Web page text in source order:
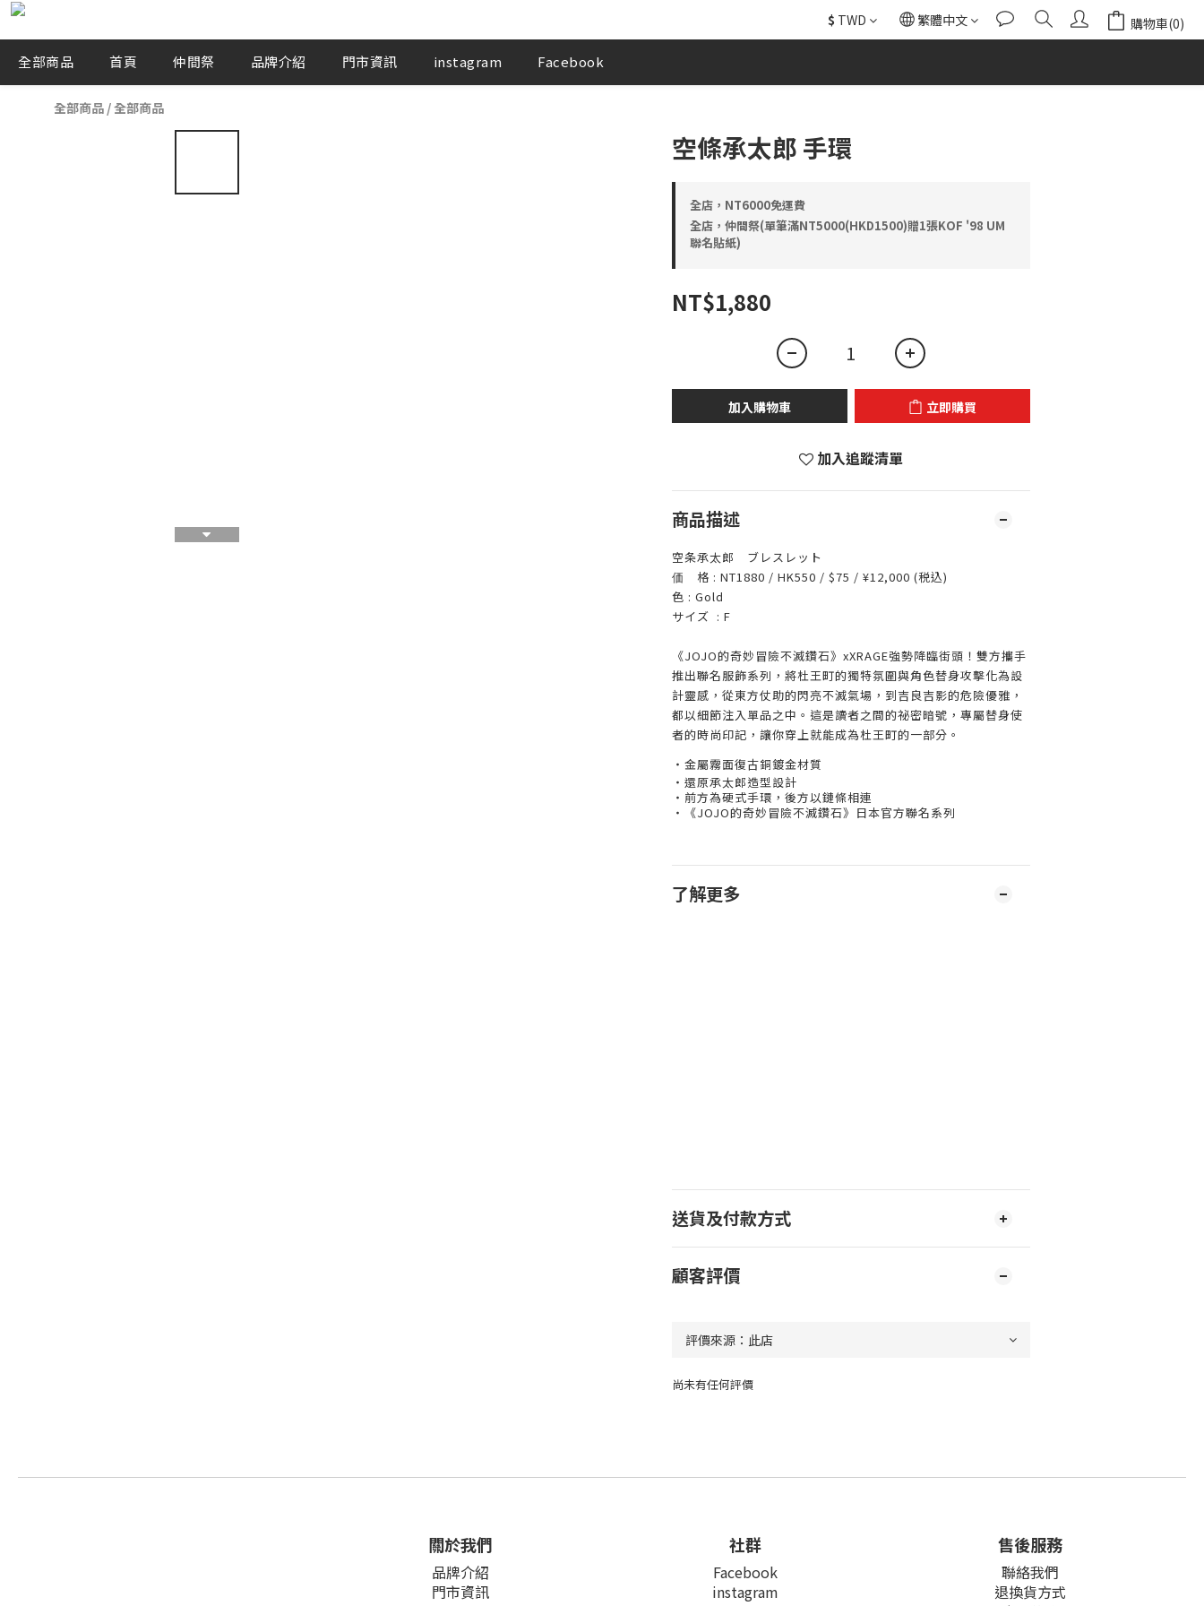
$ TWD 繁體中文 購物車(0)
全部商品 首頁 仲間祭 品牌介紹 門市資訊 instagram Facebook
全部商品 /全部商品
空條承太郎 手環
全店，NT6000免運費
全店，仲間祭(單筆滿NT5000(HKD1500)贈1張KOF '98 UM
聯名貼紙)
NT$1,880
加入購物車 立即購買
加入追蹤清單
商品描述
空条承太郎 ブレスレット
価 格 : NT1880 / HK550 / $75 / ¥12,000 (税込)
色 : Gold
サイズ : F
《JOJO的奇妙冒險不滅鑽石》xXRAGE強勢降臨街頭！雙方攜手
推出聯名服飾系列，將杜王町的獨特氛圍與角色替身攻擊化為設
計靈感，從東方仗助的閃亮不滅氣場，到吉良吉影的危險優雅，
都以細節注入單品之中。這是讀者之間的祕密暗號，專屬替身使
者的時尚印記，讓你穿上就能成為杜王町的一部分。
・金屬霧面復古銅鍍金材質
・還原承太郎造型設計
・前方為硬式手環，後方以鏈條相連
・《JOJO的奇妙冒險不滅鑽石》日本官方聯名系列
了解更多
送貨及付款方式
顧客評價
尚未有任何評價
關於我們
品牌介紹
門市資訊
社群
Facebook
instagram
售後服務
聯絡我們
退換貨方式